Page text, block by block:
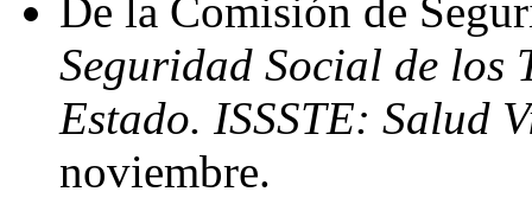
De la Comisión de
Seguridad Social de los
Estado. ISSSTE: Salud
noviembre.